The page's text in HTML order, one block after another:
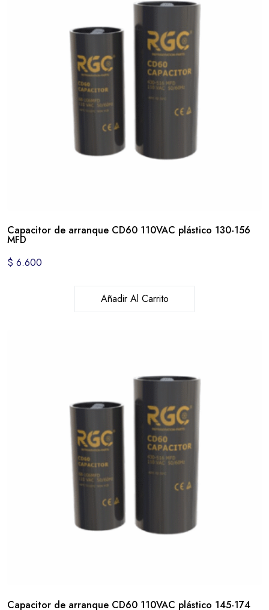
Capacitor de arranque CD60 110VAC plástico 130-156
MFD
$ 6.600
Añadir Al Carrito
Capacitor de arranque CD60 110VAC plástico 145-174